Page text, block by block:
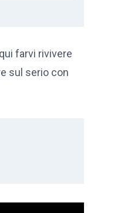
farvi rivivere
sul serio con